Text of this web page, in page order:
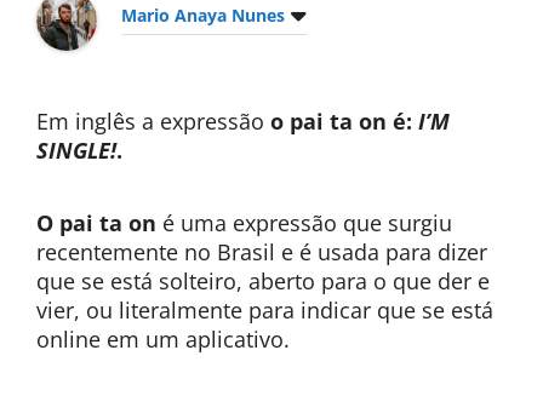
Mario Anaya Nunes
Em inglês a expressão o pai ta on é: I’M
SINGLE!.
O pai ta on é uma expressão que surgiu
recentemente no Brasil e é usada para dizer
que se está solteiro, aberto para o que der e
vier, ou literalmente para indicar que se está
online em um aplicativo.